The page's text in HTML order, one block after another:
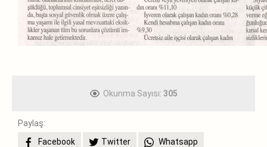
Okunma Sayısı: 305
Paylaş:
Facebook
Twitter Whatsapp